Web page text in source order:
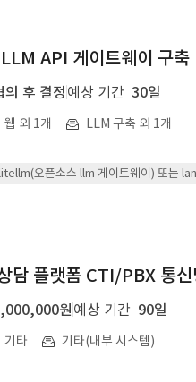
API 게이트웨이 구축
의 후 결정 예상 기간 30일
웹 외 1개 LLM 구축 외 1개
오픈소스 llm 게이트웨이) 또는
담 플랫폼 CTI/PBX 통
원 예상 기간 90일
기타 기타(내부 시스템)